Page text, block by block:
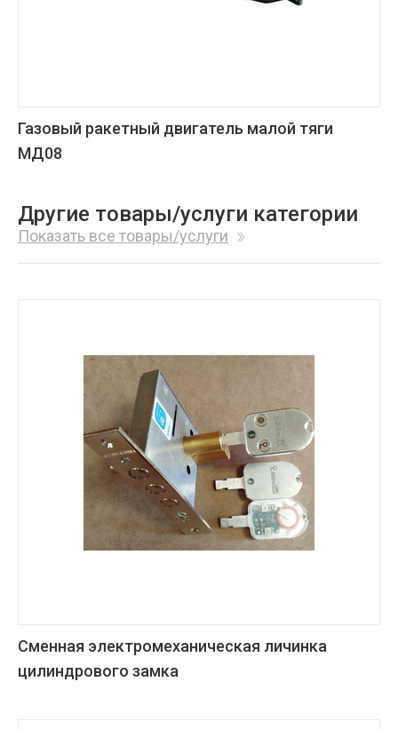
Газовый ракетный двигатель малой тяги
МД08
Другие товары/услуги категории
Показать все товары/услуги
Сменная электромеханическая личинка
цилиндрового замка